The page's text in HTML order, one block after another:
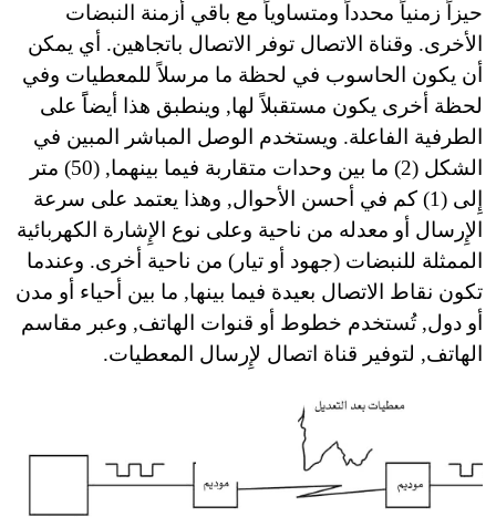
حيزاً زمنياً محدداً ومتساوياً مع باقي أزمنة النبضات
الأخرى. وقناة الاتصال توفر الاتصال باتجاهين. أي يمكن
أن يكون الحاسوب في لحظة ما مرسلاً للمعطيات وفي
لحظة أخرى يكون مستقبلاً لها, وينطبق هذا أيضاًَ على
الطرفية الفاعلة. ويستخدم الوصل المباشر المبين في
الشكل (2) ما بين وحدات متقاربة فيما بينهما, (50) متر
إِلى (1) كم في أحسن الأحوال, وهذا يعتمد على سرعة
الإِرسال أو معدله من ناحية وعلى نوع الإِشارة الكهربائية
الممثلة للنبضات (جهود أو تيار) من ناحية أخرى. وعندما
تكون نقاط الاتصال بعيدة فيما بينها, ما بين أحياء أو مدن
أو دول, تُستخدم خطوط أو قنوات الهاتف, وعبر مقاسم
الهاتف, لتوفير قناة اتصال لإِرسال المعطيات.